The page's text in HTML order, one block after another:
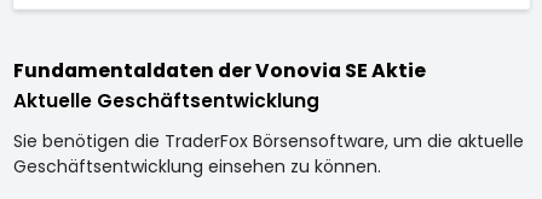
Fundamentaldaten der Vonovia SE Aktie
Aktuelle Geschäftsentwicklung
Sie benötigen die TraderFox Börsensoftware, um die aktuelle
Geschäftsentwicklung einsehen zu können.